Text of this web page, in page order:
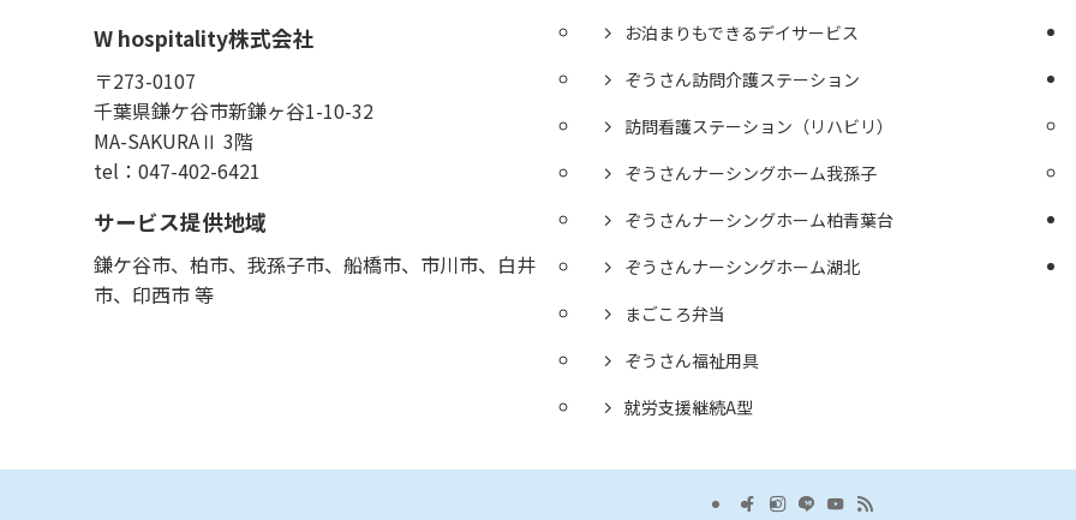
W hospitality株式会社
〒273-0107
千葉県鎌ケ谷市新鎌ヶ谷1-10-32
MA-SAKURAⅡ 3階
tel：047-402-6421
サービス提供地域
鎌ケ谷市、柏市、我孫子市、船橋市、市川市、白井
市、印西市 等
お泊まりもできるデイサービス
ぞうさん訪問介護ステーション
訪問看護ステーション（リハビリ）
ぞうさんナーシングホーム我孫子
ぞうさんナーシングホーム柏青葉台
ぞうさんナーシングホーム湖北
まごころ弁当
ぞうさん福祉用具
就労支援継続A型